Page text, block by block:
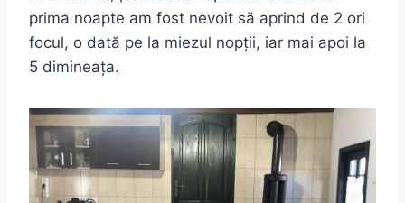
prima noapte am fost nevoit să aprind de 2 ori
focul, o dată pe la miezul nopții, iar mai apoi la
5 dimineața.